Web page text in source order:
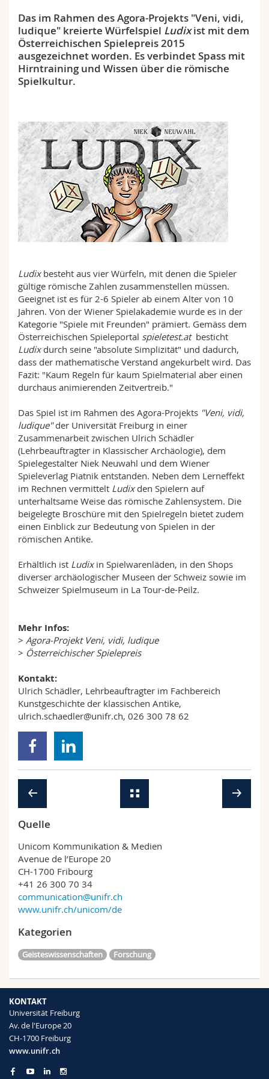
Interfakultär
Doktorierende
Vorlesungsverzeichnis
MyUnifr
Das im Rahmen des Agora-Projekts "Veni, vidi,
ludique" kreierte Würfelspiel Ludixist mit dem
Österreichischen Spielepreis 2015
ausgezeichnet worden. Es verbindet Spass mit
Hirntraining und Wissen über die römische
Spielkultur.
Ludixbesteht aus vier Würfeln, mit denen die Spieler
gültige römische Zahlen zusammenstellen müssen.
Geeignet ist es für 2-6 Spieler ab einem Alter von 10
Jahren. Von der Wiener Spielakademie wurde es in der
Kategorie "Spiele mit Freunden" prämiert. Gemäss dem
Österreichischen Spieleportal spieletest.at besticht
Ludixdurch seine "absolute Simplizität" und dadurch,
dass der mathematische Verstand angekurbelt wird. Das
Fazit: "Kaum Regeln für kaum Spielmaterial aber einen
durchaus animierenden Zeitvertreib."
Das Spiel ist im Rahmen des Agora-Projekts "Veni, vidi,
ludique"der Universität Freiburg in einer
Zusammenarbeit zwischen Ulrich Schädler
(Lehrbeauftragter in Klassischer Archäologie), dem
Spielegestalter Niek Neuwahl und dem Wiener
Spieleverlag Piatnik entstanden. Neben dem Lerneffekt
im Rechnen vermittelt Ludixden Spielern auf
unterhaltsame Weise das römische Zahlensystem. Die
beigelegte Broschüre mit den Spielregeln bietet zudem
einen Einblick zur Bedeutung von Spielen in der
römischen Antike.
Erhältlich ist Ludixin Spielwarenläden, in den Shops
diverser archäologischer Museen der Schweiz sowie im
Schweizer Spielmuseum in La Tour-de-Peilz.
Mehr Infos:
> Agora-Projekt Veni, vidi, ludique
> Österreichischer Spielepreis
Kontakt:
Ulrich Schädler, Lehrbeauftragter im Fachbereich
Kunstgeschichte der klassischen Antike,
ulrich.schaedler@unifr.ch, 026 300 78 62
Quelle
Unicom Kommunikation & Medien
Avenue de l’Europe 20
CH-1700 Fribourg
+41 26 300 70 34
communication@unifr.ch
www.unifr.ch/unicom/de
Kategorien
Geisteswissenschaften Forschung
KONTAKT
Universität Freiburg
Av. de l'Europe 20
CH-1700 Freiburg
www.unifr.ch